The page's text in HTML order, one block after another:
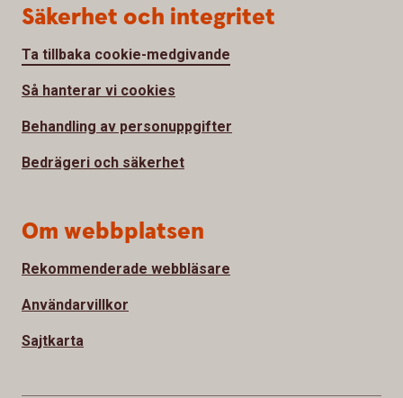
Säkerhet och integritet
Ta tillbaka cookie-medgivande
Så hanterar vi cookies
Behandling av personuppgifter
Bedrägeri och säkerhet
Om webbplatsen
Rekommenderade webbläsare
Användarvillkor
Sajtkarta